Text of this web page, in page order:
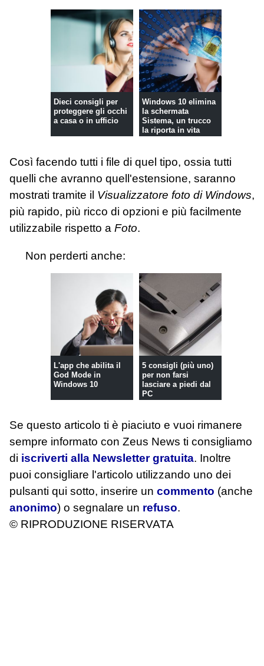
Dieci consigli per
proteggere gli occhi
a casa o in ufficio
Windows 10 elimina
la schermata
Sistema, un trucco
la riporta in vita
Così facendo tutti i file di quel tipo, ossia tutti
quelli che avranno quell'estensione, saranno
mostrati tramite il Visualizzatore foto di Windows,
più rapido, più ricco di opzioni e più facilmente
utilizzabile rispetto a Foto.
Non perderti anche:
L'app che abilita il
God Mode in
Windows 10
5 consigli (più uno)
per non farsi
lasciare a piedi dal
PC
Se questo articolo ti è piaciuto e vuoi rimanere
sempre informato con Zeus News ti consigliamo
di iscriverti alla Newsletter gratuita. Inoltre
puoi consigliare l'articolo utilizzando uno dei
pulsanti qui sotto, inserire un commento (anche
anonimo) o segnalare un refuso.
© RIPRODUZIONE RISERVATA